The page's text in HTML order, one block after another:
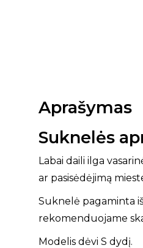
Aprašymas
Suknelės
Labai daili ilga
ar pasisėdėjimą
Suknelė pagaminta
rekomenduojame
Modelis dėvi S dydį.